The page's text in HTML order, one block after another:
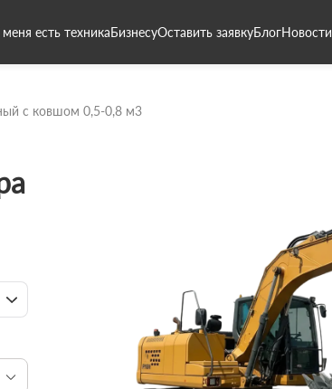
есть техникаБизнесуОставить заявкуБлогНовости
с ковшом 0,5-0,8 м3